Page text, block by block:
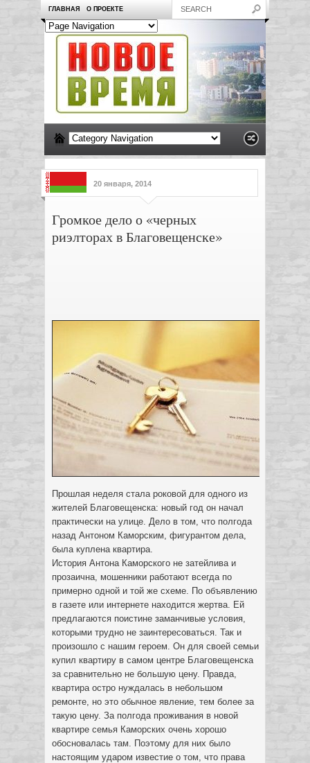
ГЛАВНАЯ О ПРОЕКТЕ
20 января, 2014
Громкое дело о «черных
риэлторах в Благовещенске»
Прошлая неделя стала роковой для одного из
жителей Благовещенска: новый год он начал
практически на улице. Дело в том, что полгода
назад Антоном Каморским, фигурантом дела,
была куплена квартира.
История Антона Каморского не затейлива и
прозаична, мошенники работают всегда по
примерно одной и той же схеме. По объявлению
в газете или интернете находится жертва. Ей
предлагаются поистине заманчивые условия,
которыми трудно не заинтересоваться. Так и
произошло с нашим героем. Он для своей семьи
купил квартиру в самом центре Благовещенска
за сравнительно не большую цену. Правда,
квартира остро нуждалась в небольшом
ремонте, но это обычное явление, тем более за
такую цену. За полгода проживания в новой
квартире семья Каморских очень хорошо
обосновалась там. Поэтому для них было
настоящим ударом известие о том, что права